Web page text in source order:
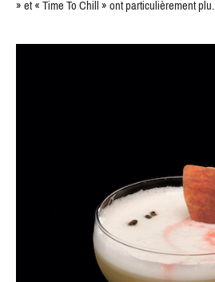
» et « Time To Chill » ont particulièrement plu.